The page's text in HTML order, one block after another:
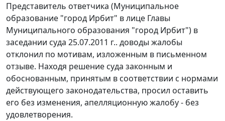
Представитель ответчика (Муниципальное
образование "город Ирбит" в лице Главы
Муниципального образования "город Ирбит") в
заседании суда 25.07.2011 г.. доводы жалобы
отклонил по мотивам, изложенным в письменном
отзыве. Находя решение суда законным и
обоснованным, принятым в соответствии с нормами
действующего законодательства, просил оставить
его без изменения, апелляционную жалобу - без
удовлетворения.